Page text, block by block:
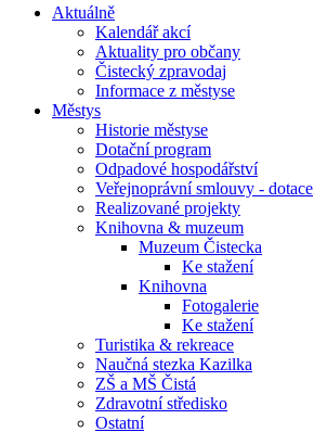
Aktuálně
Kalendář akcí
Aktuality pro občany
Čistecký zpravodaj
Informace z městyse
Městys
Historie městyse
Dotační program
Odpadové hospodářství
Veřejnoprávní smlouvy - dotace
Realizované projekty
Knihovna & muzeum
Muzeum Čistecka
Ke stažení
Knihovna
Fotogalerie
Ke stažení
Turistika & rekreace
Naučná stezka Kazilka
ZŠ a MŠ Čistá
Zdravotní středisko
Ostatní